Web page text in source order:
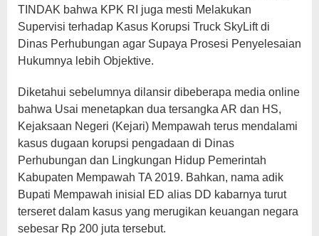
TINDAK bahwa KPK RI juga mesti Melakukan
Supervisi terhadap Kasus Korupsi Truck SkyLift di
Dinas Perhubungan agar Supaya Prosesi Penyelesaian
Hukumnya lebih Objektive.
Diketahui sebelumnya dilansir dibeberapa media online
bahwa Usai menetapkan dua tersangka AR dan HS,
Kejaksaan Negeri (Kejari) Mempawah terus mendalami
kasus dugaan korupsi pengadaan di Dinas
Perhubungan dan Lingkungan Hidup Pemerintah
Kabupaten Mempawah TA 2019. Bahkan, nama adik
Bupati Mempawah inisial ED alias DD kabarnya turut
terseret dalam kasus yang merugikan keuangan negara
sebesar Rp 200 juta tersebut.